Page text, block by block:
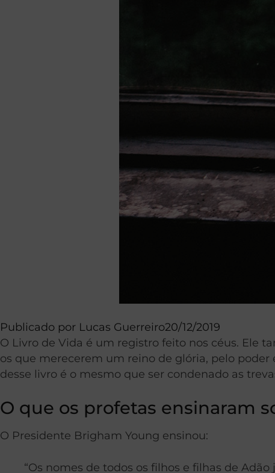
Publicado por Lucas Guerreiro20/12/2019
O Livro de Vida é um registro feito nos céus. Ele
os que merecerem um reino de glória, pelo poder
desse livro é o mesmo que ser condenado as
O que os profetas ensinaram
O Presidente Brigham Young ensinou:
“Os nomes de todos os filhos e filhas de